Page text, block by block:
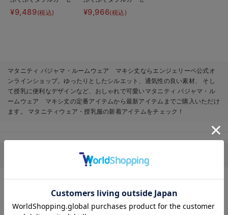
Ｖネックワンピ＆産前
産後使えるレギンスパ
¥9,489(税込)
裾ティアード3WAYワ
ンピース＆産前産後使
¥9,966(税込)
マタニティ パジャマ・ルームウェア マキシ丈ならエンジェリーベ公式オ
ンラインショップ。ゆったりとしたシルエット、通気性の良い素材、 そし
て授乳に便利なデザインなど、おしゃれで可愛いマタニティ パジャマ・ル
ームウェア マキシ丈の定番アイテムから最新アイテムまでご購入いただけ
ます。 マタニティウェア・授乳服の新着アイテムをチェック！
マタニティ関連のその他カテゴリから探す
お気に入り商品を確認する